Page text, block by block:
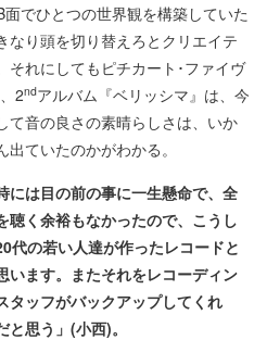
でひとつの世界観を構築していた
なり頭を切り替えろとクリエイテ
それにしてもピチカート･ファイヴ
2ndアルバム『ベリッシマ』は、今
て音の良さの素晴らしさは、いか
ていたのかがわかる。
には目の前の事に一生懸命で、全
聴く余裕もなかったので、こうし
代の若い人達が作ったレコードと
います。またそれをレコーディン
タッフがバックアップしてくれ
と思う」(小西)。